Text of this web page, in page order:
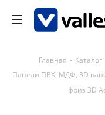
Главная - Каталог
Панели ПВХ, МДФ, 3D
фриз 3D